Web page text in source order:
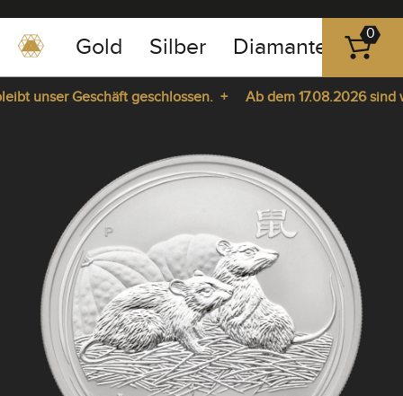
0351
-
43
Gold Silber Diamanten
0
unser Geschäft geschlossen. +
Ab dem 17.08.2026 sind